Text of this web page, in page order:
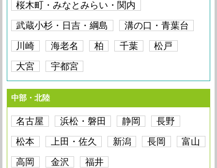
桜木町・みなとみらい・関内
武蔵小杉・日吉・綱島
溝の口・青葉台
川崎
海老名 柏 千葉
松戸
大宮
宇都宮
中部・北陸
名古屋 浜松・磐田 静岡
長野
松本
上田・佐久 新潟 長岡
富山
高岡
金沢 福井